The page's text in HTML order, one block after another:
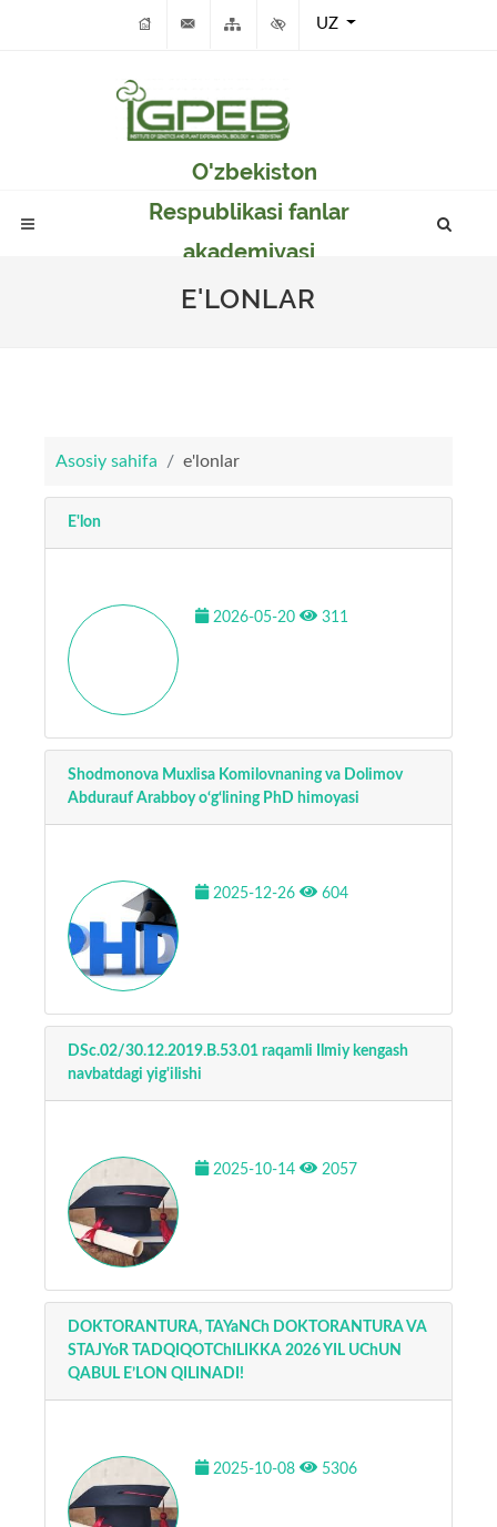
UZ
O'zbekiston
Respublikasi fanlar
akademiyasi
Genetika va o'simlikar
E'LONLAR
Asosiy sahifa e'lonlar
E'lon
2026-05-20 311
Shodmonova Muxlisa Komilovnaning va Dolimov
Abdurauf Arabboy o‘g‘lining PhD himoyasi
2025-12-26 604
DSc.02/30.12.2019.B.53.01 raqamli Ilmiy kengash
navbatdagi yig'ilishi
2025-10-14 2057
DOKTORANTURA, TAYaNCh DOKTORANTURA VA
STAJYoR TADQIQOTChILIKKA 2026 YIL UChUN
QABUL E’LON QILINADI!
2025-10-08 5306